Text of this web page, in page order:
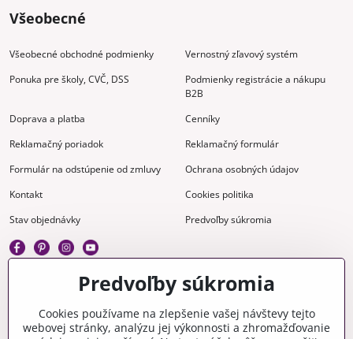
Všeobecné
Všeobecné obchodné podmienky
Vernostný zľavový systém
Ponuka pre školy, CVČ, DSS
Podmienky registrácie a nákupu
B2B
Doprava a platba
Cenníky
Reklamačný poriadok
Reklamačný formulár
Formulár na odstúpenie od zmluvy
Ochrana osobných údajov
Kontakt
Cookies politika
Stav objednávky
Predvoľby súkromia
Predvoľby súkromia
Cookies používame na zlepšenie vašej návštevy tejto
webovej stránky, analýzu jej výkonnosti a zhromažďovanie